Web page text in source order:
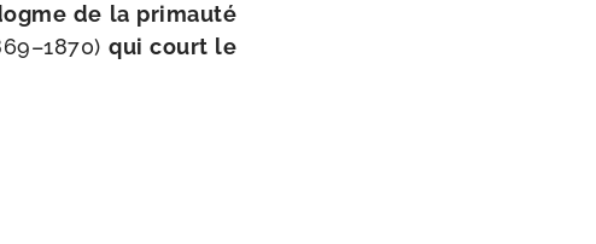
de la pri­mau­té
qui court le